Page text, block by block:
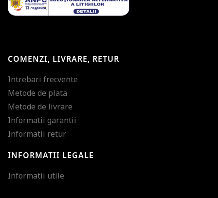
COMENZI, LIVRARE, RETUR
Intrebari frecvente
Metode de plata
Metode de livrare
Informatii garantii
Informatii retur
INFORMATII LEGALE
Informatii utile